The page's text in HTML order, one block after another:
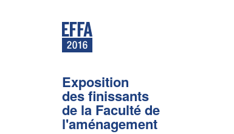
Exposition
des finissants
de la Faculté de
l'aménagement